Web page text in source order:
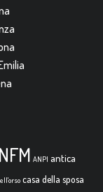
ANPI antica
casa della sposa